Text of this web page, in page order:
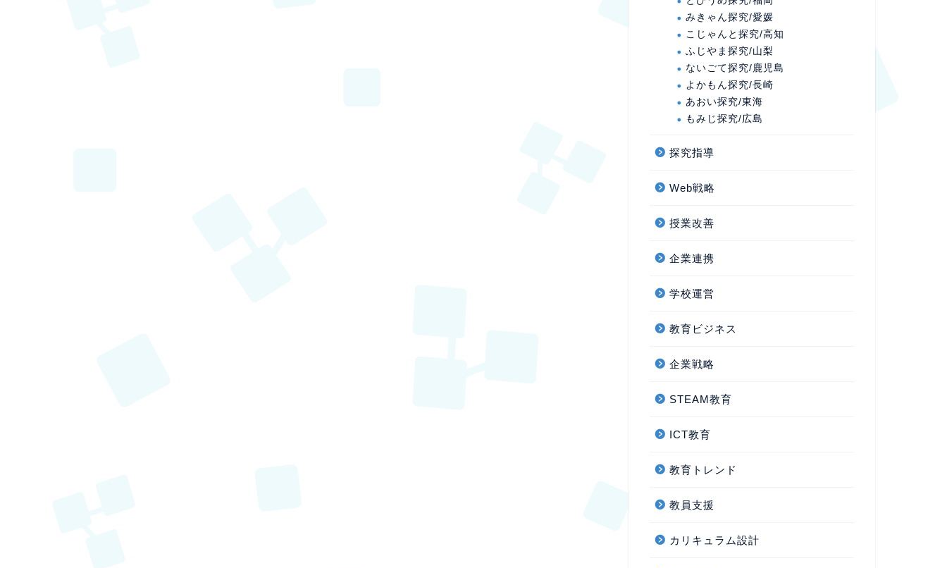
みきゃん探究/愛媛
こじゃんと探究/高知
ふじやま探究/山梨
ないごて探究/鹿児島
よかもん探究/長崎
あおい探究/東海
もみじ探究/広島
探究指導
Web戦略
授業改善
企業連携
学校運営
教育ビジネス
企業戦略
STEAM教育
ICT教育
教育トレンド
教員支援
カリキュラム設計